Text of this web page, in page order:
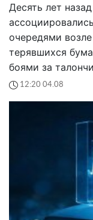
Десять лет
очередями
терявшихся
боями за
12:20 04.08